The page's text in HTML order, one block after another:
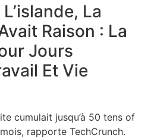
La
Raison : La
Jours
Et Vie
cumulait jusqu’à 50 tens of
rapporte TechCrunch.